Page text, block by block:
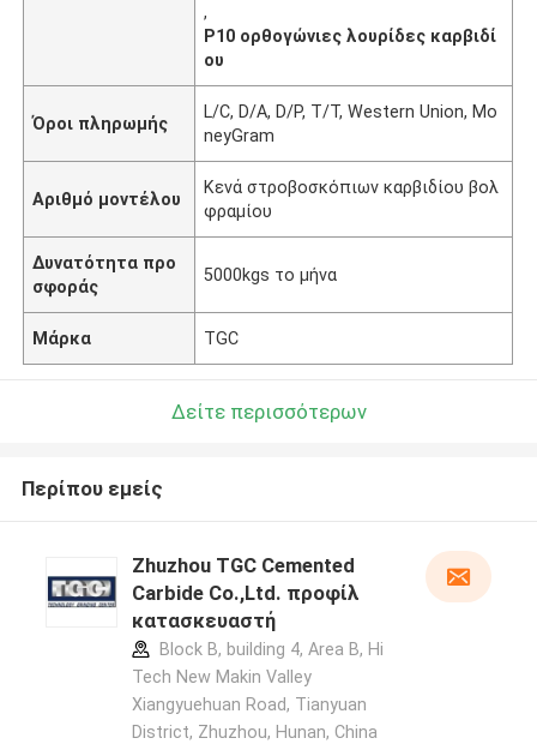
,
P10 ορθογώνιες λουρίδες καρβιδί
ου
Όροι πληρωμής
L/C, D/A, D/P, T/T, Western Union, Mo
neyGram
Αριθμό μοντέλου
Κενά στροβοσκόπιων καρβιδίου βολ
φραμίου
Δυνατότητα προ
σφοράς
5000kgs το μήνα
Μάρκα TGC
Δείτε περισσότερων
Περίπου εμείς
Zhuzhou TGC Cemented
Carbide Co.,Ltd. προφίλ
κατασκευαστή
Block B, building 4, Area B, Hi
Tech New Makin Valley
Xiangyuehuan Road, Tianyuan
District, Zhuzhou, Hunan, China